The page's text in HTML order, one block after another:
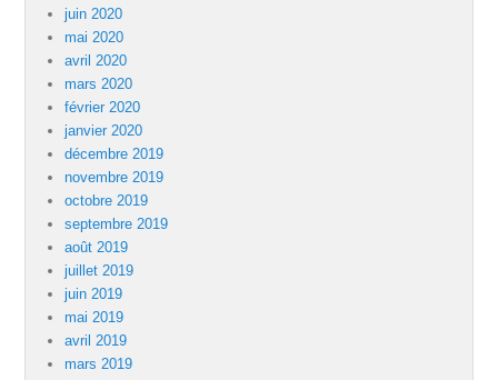
juin 2020
mai 2020
avril 2020
mars 2020
février 2020
janvier 2020
décembre 2019
novembre 2019
octobre 2019
septembre 2019
août 2019
juillet 2019
juin 2019
mai 2019
avril 2019
mars 2019